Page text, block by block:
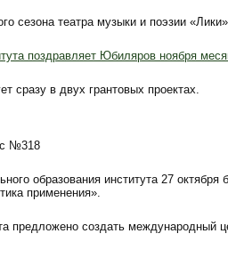
сезона театра музыки и поэзии «Лики»
поздравляет Юбиляров ноября
сразу в двух грантовых проектах.
№318
образования института 27 октября
применения».
предложено создать международный